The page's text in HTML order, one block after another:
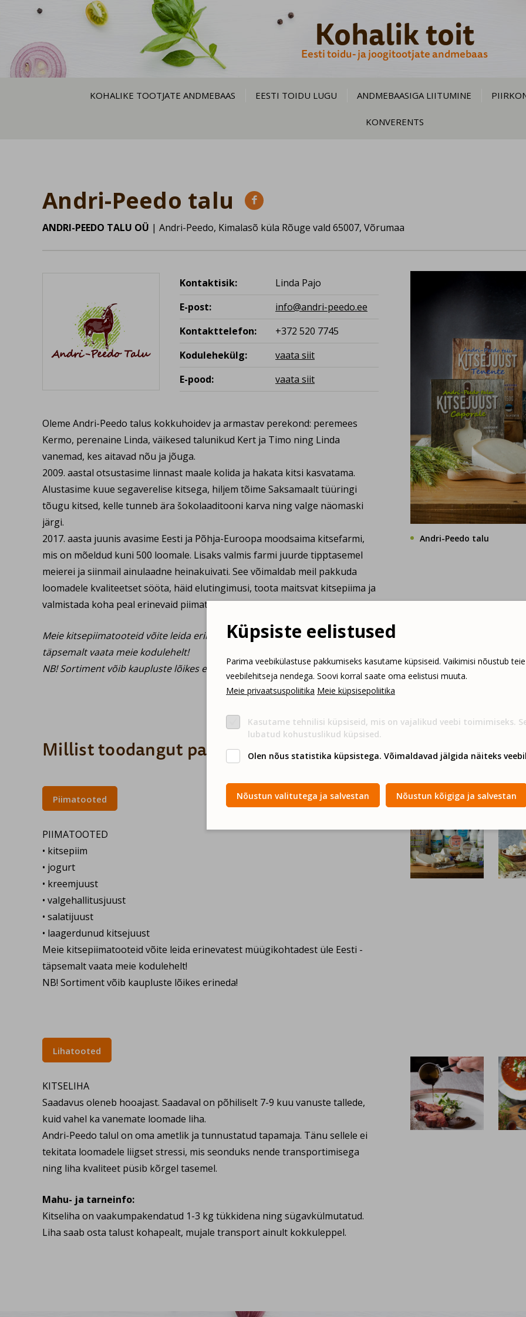
Küpsiste eelistused
Parima veebikülastuse pakkumiseks kasutame küpsiseid. Vaikimisi nõustub teie
veebilehitseja nendega. Soovi korral saate oma eelistusi muuta.
Meie privaatsuspoliitika Meie küpsisepoliitika
Kasutame tehnilisi küpsiseid, mis on vajalikud veebi toimimiseks.
lubatud kohustuslikud küpsised.
Olen nõus statistika küpsistega. Võimaldavad jälgida näiteks
Nõustun valitutega ja salvestan Nõustun kõigiga ja salvestan
Kohalik toit
Eesti toidu- ja joogitootjate andmebaas
KOHALIKE TOOTJATE ANDMEBAAS EESTI TOIDU LUGU ANDMEBAASIGA LIITUMINE
KONVERENTS
Andri-Peedo talu 
ANDRI-PEEDO TALU OÜ | Andri-Peedo, Kimalasõ küla Rõuge vald 65007, Võrumaa
Andri-Peedo talu
Kontaktisik:
Linda Pajo
E-post:
info@andri-peedo.ee
Kontakttelefon:
+372 520 7745
Kodulehekülg:
vaata siit
E-pood:
vaata siit
Oleme Andri-Peedo talus kokkuhoidev ja armastav perekond: peremees
Kermo, perenaine Linda, väikesed talunikud Kert ja Timo ning Linda
vanemad, kes aitavad nõu ja jõuga.
2009. aastal otsustasime linnast maale kolida ja hakata kitsi kasvatama.
Alustasime kuue segaverelise kitsega, hiljem tõime Saksamaalt tüüringi
tõugu kitsed, kelle tunneb ära šokolaaditooni karva ning valge näomaski
järgi.
2017. aasta juunis avasime Eesti ja Põhja-Euroopa moodsaima kitsefarmi,
mis on mõeldud kuni 500 loomale. Lisaks valmis farmi juurde tipptasemel
meierei ja siinmail ainulaadne heinakuivati. See võimaldab meil pakkuda
loomadele kvaliteetset sööta, häid elutingimusi, toota maitsvat kitsepiima ja
valmistada koha peal erinevaid piimatooteid.
Meie kitsepiimatooteid võite leida erinevatest müügikohtadest üle Eesti -
täpsemalt vaata meie kodulehelt!
NB! Sortiment võib kaupluste lõikes erineda!
Millist toodangut pakume?
Piimatooted
PIIMATOOTED
• kitsepiim
• jogurt
• kreemjuust
• valgehallitusjuust
• salatijuust
• laagerdunud kitsejuust
Meie kitsepiimatooteid võite leida erinevatest müügikohtadest üle Eesti -
täpsemalt vaata meie kodulehelt!
NB! Sortiment võib kaupluste lõikes erineda!
Lihatooted
KITSELIHA
Saadavus oleneb hooajast. Saadaval on põhiliselt 7-9 kuu vanuste tallede,
kuid vahel ka vanemate loomade liha.
Andri-Peedo talul on oma ametlik ja tunnustatud tapamaja. Tänu sellele ei
tekitata loomadele liigset stressi, mis seonduks nende transportimisega
ning liha kvaliteet püsib kõrgel tasemel.
Mahu- ja tarneinfo:
Kitseliha on vaakumpakendatud 1-3 kg tükkidena ning sügavkülmutatud.
Liha saab osta talust kohapealt, mujale transport ainult kokkuleppel.